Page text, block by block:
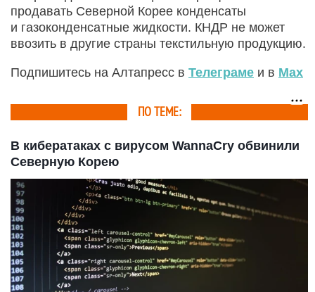
продавать Северной Корее конденсаты
и газоконденсатные жидкости. КНДР не может
ввозить в другие страны текстильную продукцию.
Подпишитесь на Алтапресс в Телеграме и в Max
ПО ТЕМЕ:
В кибератаках с вирусом WannaCry обвинили
Северную Корею